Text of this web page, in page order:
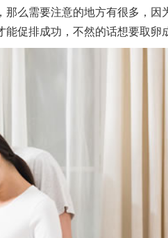
么需要注意的地方有很多，因
促排成功，不然的话想要取卵